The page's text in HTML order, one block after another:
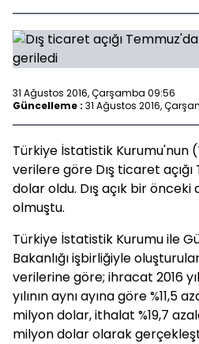
31 Ağustos 2016, Çarşamba 09:56
Güncelleme : 31 Ağustos 2016,
Türkiye İstatistik Kurumu'nun
verilere göre Dış ticaret
dolar oldu. Dış açık bir
olmuştu.
Türkiye İstatistik Kurumu ile
Bakanlığı işbirliğiyle
verilerine göre; ihracat 2016
yılının aynı ayına göre %11,5
milyon dolar, ithalat %19,7
milyon dolar olarak